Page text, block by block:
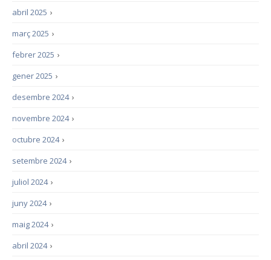
›
abril 2025
›
març 2025
›
febrer 2025
›
gener 2025
›
desembre 2024
›
novembre 2024
›
octubre 2024
›
setembre 2024
›
juliol 2024
›
juny 2024
›
maig 2024
›
abril 2024